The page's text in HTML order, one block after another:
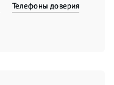
Телефоны доверия